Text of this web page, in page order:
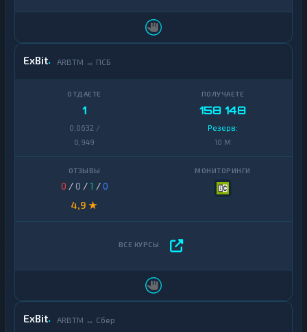
ExBit ARBTM ↔ ПСБ
1
0,0632 /
0,949
158 148
Резерв:
10 M
0 / 0 /1 /0
4,9 ★
ExBit ARBTM ↔ Сбер